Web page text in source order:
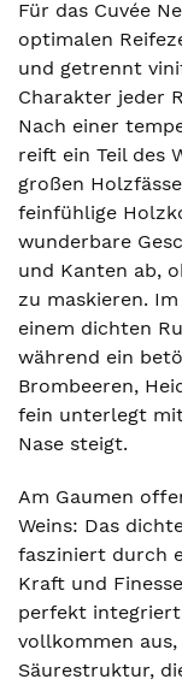
Für das Cuvée
optimalen
und getrennt
Charakter jeder
Nach einer
reift ein Teil des
großen
feinfühlige
wunderbare
und Kanten ab,
zu maskieren.
einem dichten
während ein
Brombeeren,
fein unterlegt
Nase steigt.
Am Gaumen
Weins: Das
fasziniert durch
Kraft und
perfekt
vollkommen
Säurestruktur,